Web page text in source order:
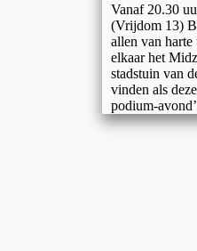
Vanaf 20.30
(Vrijdom 13)
allen van
elkaar het
stadstuin van
vinden als
podium-